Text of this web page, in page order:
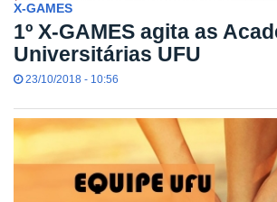
X-GAMES
1º X-GAMES agita as
Universitárias UFU
23/10/2018 - 10:56